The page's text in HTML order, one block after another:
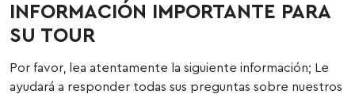
INFORMACIÓN IMPORTANTE PARA
SU TOUR
Por favor, lea atentamente la siguiente información; Le
ayudará a responder todas sus preguntas sobre nuestros